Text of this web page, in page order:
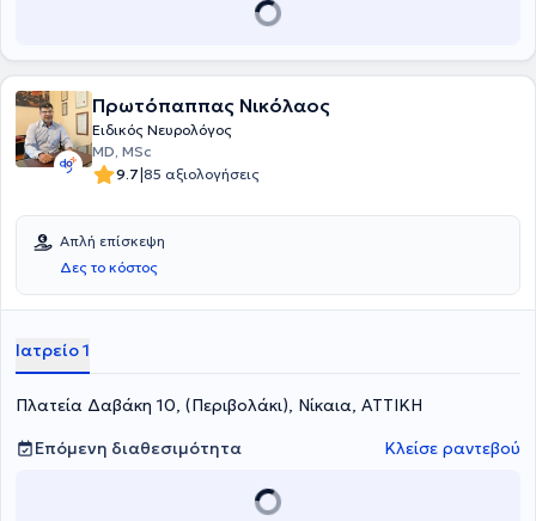
Πρωτόπαππας Νικόλαος
Ειδικός Νευρολόγος
MD, MSc
9.7|85 αξιολογήσεις
Απλή επίσκεψη
Δες το κόστος
Ιατρείο 1
Πλατεία Δαβάκη 10, (Περιβολάκι), Νίκαια, ΑΤΤΙΚΗ
Επόμενη διαθεσιμότητα
Κλείσε ραντεβού